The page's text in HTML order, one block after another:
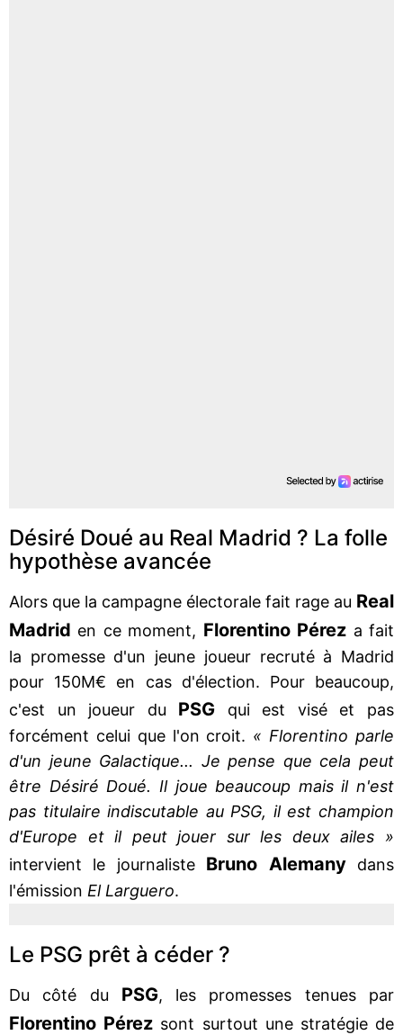
Désiré Doué au Real Madrid ? La folle
hypothèse avancée
Alors que la campagne électorale fait rage au Real
Madrid en ce moment, Florentino Pérez a fait
la promesse d'un jeune joueur recruté à Madrid
pour 150M€ en cas d'élection. Pour beaucoup,
c'est un joueur du PSG
qui est visé et pas
forcément celui que l'on croit. « Florentino parle
d'un jeune Galactique... Je pense que cela peut
être Désiré Doué. Il joue beaucoup mais il n'est
pas titulaire indiscutable au PSG, il est champion
d'Europe et il peut jouer sur les deux ailes »
intervient le journaliste Bruno Alemanydans
l'émission El Larguero.
Le PSG prêt à céder ?
Du côté du PSG, les promesses tenues par
Florentino Pérez sont surtout une stratégie de